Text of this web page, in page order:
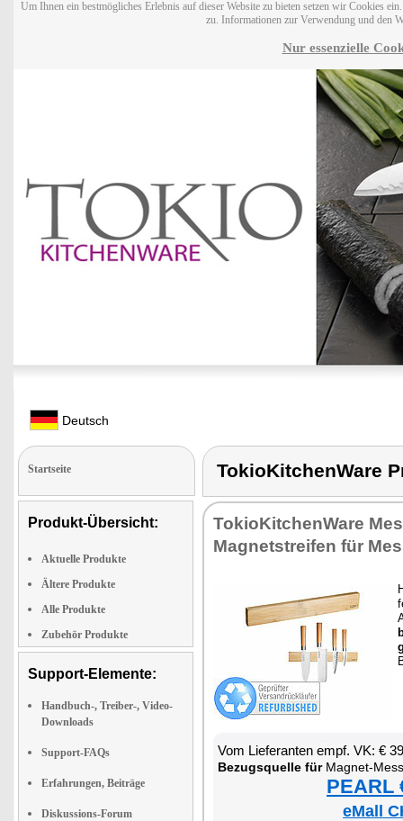
Um Ihnen ein bestmögliches Erlebnis auf dieser Website zu bieten setzen wir Cookies
zu. Informationen zur Verwendung und den
Nur essenzielle
Deutsch
Startseite
Produkt-Übersicht:
Aktuelle Produkte
Ältere Produkte
Alle Produkte
Zubehör Produkte
Support-Elemente:
Handbuch-, Treiber-, Video-
Downloads
Support-FAQs
Erfahrungen, Beiträge
Diskussions-Forum
TokioKitchenWare
To­kio­Kit­chen­Wa­re
Ma­gnet­strei­fen für
Vom Lie­fe­ran­ten empf. VK: €
Be­zugs­quel­le fürMa­gnet-
PEARL
eMall